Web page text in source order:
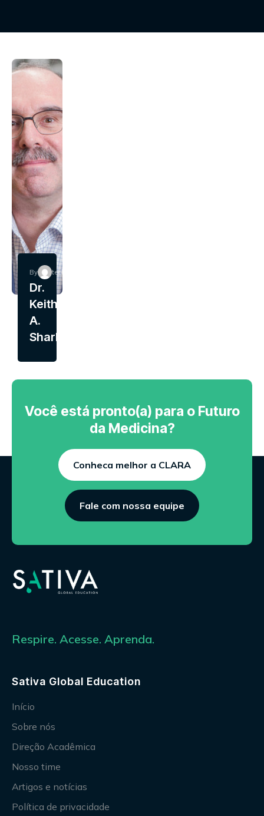
By tech
Dr.
Keith
A.
Sharkey
Você está pronto(a) para o Futuro
da Medicina?
Conheca melhor a CLARA
Fale com nossa equipe
Respire. Acesse. Aprenda.
Sativa Global Education
Início
Sobre nós
Direção Acadêmica
Nosso time
Artigos e notícias
Política de privacidade